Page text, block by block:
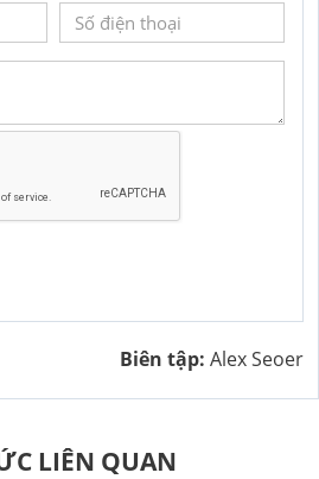
Biên tập: Alex Seoer
LIÊN QUAN